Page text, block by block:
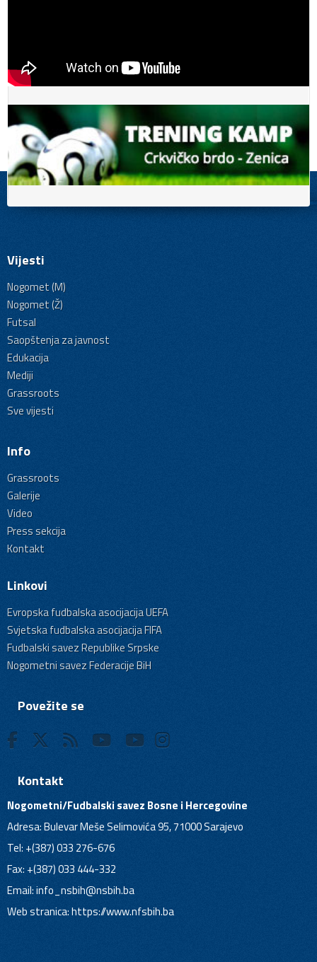
Vijesti
Nogomet (M)
Nogomet (Ž)
Futsal
Saopštenja za javnost
Edukacija
Mediji
Grassroots
Sve vijesti
Info
Grassroots
Galerije
Video
Press sekcija
Kontakt
Linkovi
Evropska fudbalska asocijacija UEFA
Svjetska fudbalska asocijacija FIFA
Fudbalski savez Republike Srpske
Nogometni savez Federacije BiH
Povežite se
Kontakt
Nogometni/Fudbalski savez Bosne i Hercegovine
Adresa: Bulevar Meše Selimovića 95, 71000 Sarajevo
Tel: +(387) 033 276-676
Fax: +(387) 033 444-332
Email:info_nsbih@nsbih.ba
Web stranica: https://www.nfsbih.ba